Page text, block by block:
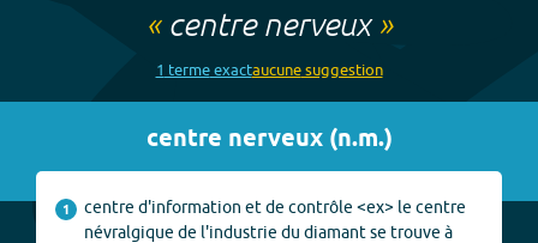
« centre nerveux»
1 termeexactaucunesuggestion
centre nerveux(n.m.)
1
centre d'information et de contrôle <ex> le centre
névralgique de l'industrie du diamant se trouve à